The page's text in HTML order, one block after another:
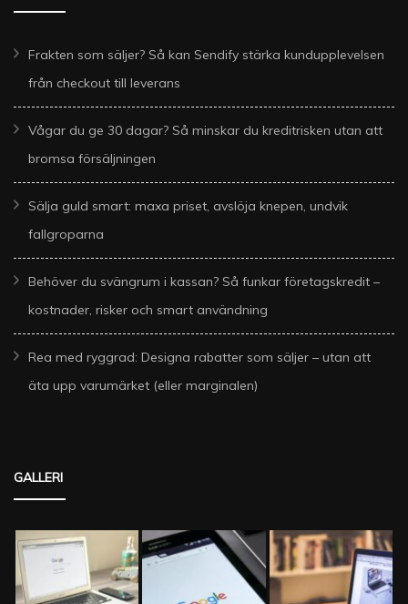
Frakten som säljer? Så kan Sendify stärka kundupplevelsen
från checkout till leverans
Vågar du ge 30 dagar? Så minskar du kreditrisken utan att
bromsa försäljningen
Sälja guld smart: maxa priset, avslöja knepen, undvik
fallgroparna
Behöver du svängrum i kassan? Så funkar företagskredit –
kostnader, risker och smart användning
Rea med ryggrad: Designa rabatter som säljer – utan att
äta upp varumärket (eller marginalen)
GALLERI